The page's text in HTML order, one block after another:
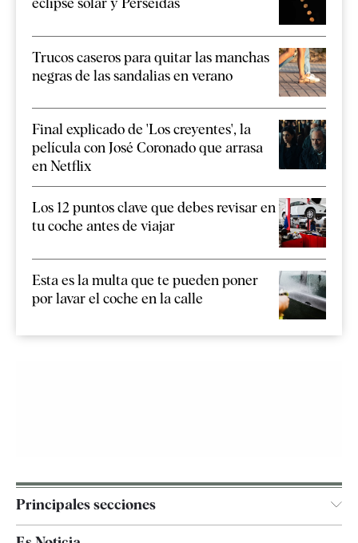
Trucos caseros para quitar las manchas
negras de las sandalias en verano
Final explicado de 'Los creyentes', la
película con José Coronado que arrasa
en Netflix
Los 12 puntos clave que debes revisar en
tu coche antes de viajar
Esta es la multa que te pueden poner
por lavar el coche en la calle
Principales secciones
España